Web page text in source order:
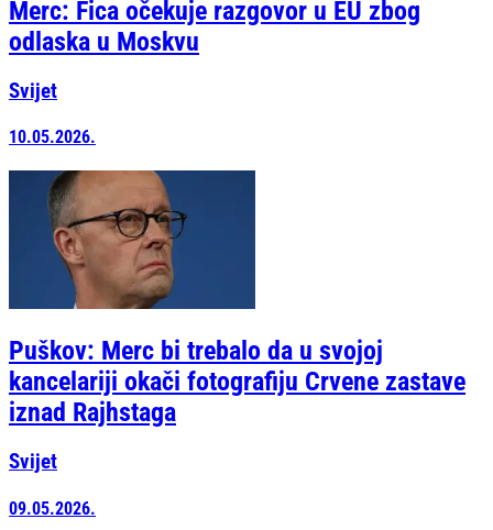
Merc: Fica očekuje razgovor u EU zbog
odlaska u Moskvu
Svijet
10.05.2026.
Puškov: Merc bi trebalo da u svojoj
kancelariji okači fotografiju Crvene zastave
iznad Rajhstaga
Svijet
09.05.2026.